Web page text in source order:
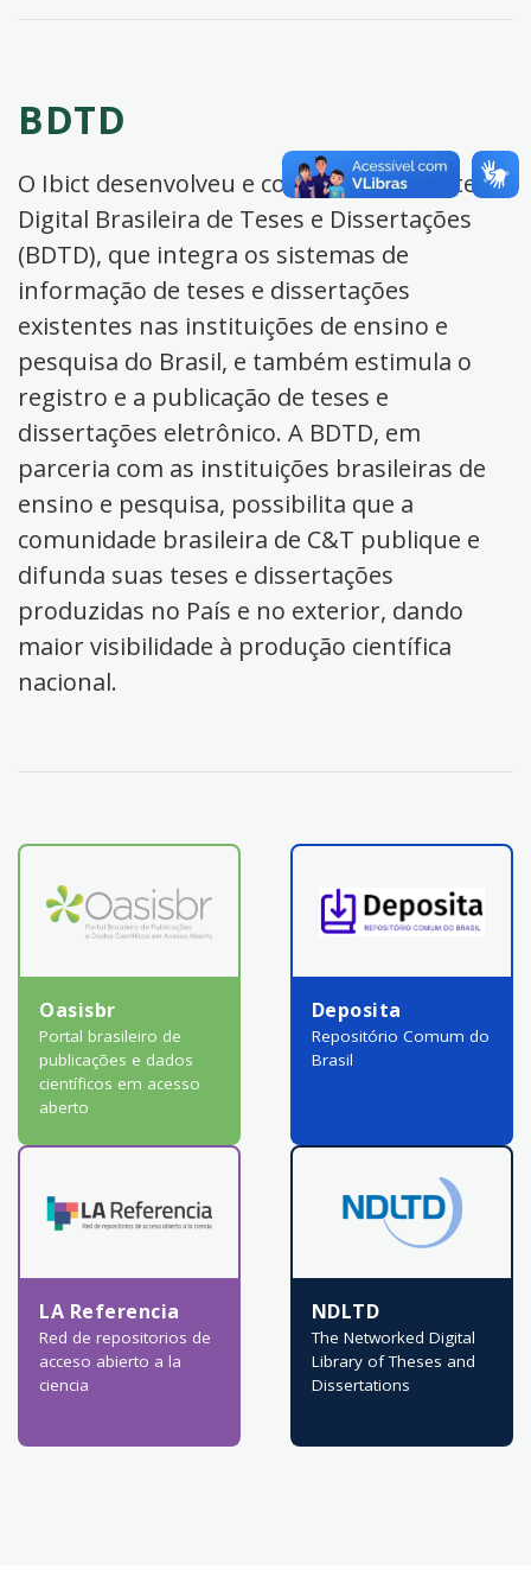
BDTD
O Ibict desenvolveu e coordena a Biblioteca
Digital Brasileira de Teses e Dissertações
(BDTD), que integra os sistemas de
informação de teses e dissertações
existentes nas instituições de ensino e
pesquisa do Brasil, e também estimula o
registro e a publicação de teses e
dissertações eletrônico. A BDTD, em
parceria com as instituições brasileiras de
ensino e pesquisa, possibilita que a
comunidade brasileira de C&T publique e
difunda suas teses e dissertações
produzidas no País e no exterior, dando
maior visibilidade à produção científica
nacional.
Oasisbr
Portal brasileiro de
publicações e dados
científicos em acesso
aberto
Deposita
Repositório Comum do
Brasil
LA Referencia
Red de repositorios de
acceso abierto a la
ciencia
NDLTD
The Networked Digital
Library of Theses and
Dissertations